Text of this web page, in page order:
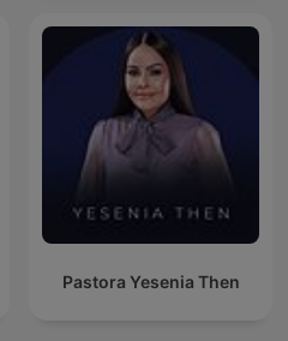
Pastora Yesenia Then